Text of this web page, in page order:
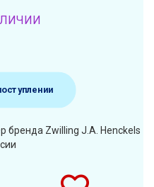
бренда Zwilling J.A. Henckels